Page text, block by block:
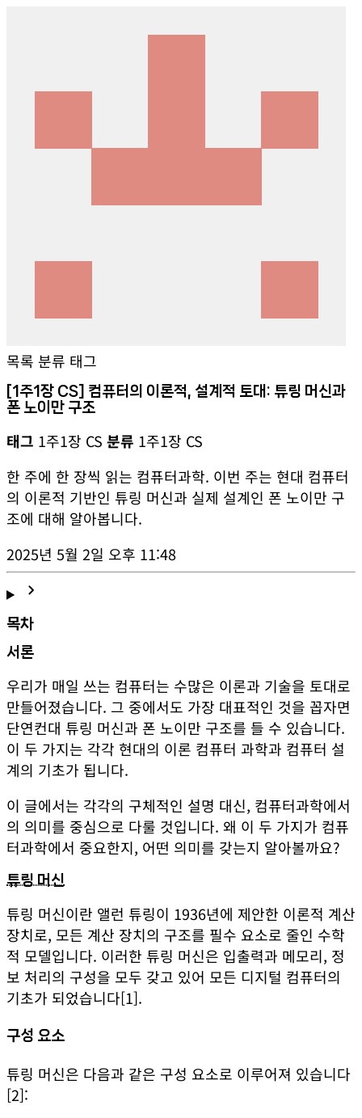
목록 분류 태그
[1주1장 CS] 컴퓨터의 이론적, 설계적 토대: 튜링 머신과
폰 노이만 구조
태그 1주1장 CS 분류 1주1장 CS
한 주에 한 장씩 읽는 컴퓨터과학. 이번 주는 현대 컴퓨터
의 이론적 기반인 튜링 머신과 실제 설계인 폰 노이만 구
조에 대해 알아봅니다.
2025년 5월 2일 오후 11:48
chevron_right
목차
서론
우리가 매일 쓰는 컴퓨터는 수많은 이론과 기술을 토대로
만들어졌습니다. 그 중에서도 가장 대표적인 것을 꼽자면
단연컨대 튜링 머신과 폰 노이만 구조를 들 수 있습니다.
이 두 가지는 각각 현대의 이론 컴퓨터 과학과 컴퓨터 설
계의 기초가 됩니다.
이 글에서는 각각의 구체적인 설명 대신, 컴퓨터과학에서
의 의미를 중심으로 다룰 것입니다. 왜 이 두 가지가 컴퓨
터과학에서 중요한지, 어떤 의미를 갖는지 알아볼까요?
튜링 머신
튜링 머신이란 앨런 튜링이 1936년에 제안한 이론적 계산
장치로, 모든 계산 장치의 구조를 필수 요소로 줄인 수학
적 모델입니다. 이러한 튜링 머신은 입출력과 메모리, 정
보 처리의 구성을 모두 갖고 있어 모든 디지털 컴퓨터의
기초가 되었습니다[1].
구성 요소
튜링 머신은 다음과 같은 구성 요소로 이루어져 있습니다
[2]: